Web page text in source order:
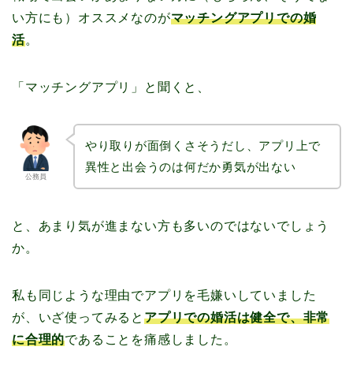
い方にも）オススメなのがマッチングアプリでの婚
活。
「マッチングアプリ」と聞くと、
公務員
やり取りが面倒くさそうだし、アプリ上で
異性と出会うのは何だか勇気が出ない
と、あまり気が進まない方も多いのではないでしょう
か。
私も同じような理由でアプリを毛嫌いしていました
が、いざ使ってみると アプリでの婚活は健全で、非常
に合理的であることを痛感しました。